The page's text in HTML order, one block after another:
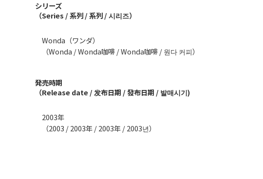
シリーズ
（Series / 系列 / 系列 / 시리즈）
Wonda（ワンダ）
（Wonda / Wonda咖啡 / Wonda咖啡 / 원다 커피）
発売時期
（Release date / 发布日期 / 發布日期 / 발매시기)
2003年
（2003 / 2003年 / 2003年 / 2003년）